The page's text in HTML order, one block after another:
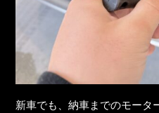
新車でも、納車までのモータ